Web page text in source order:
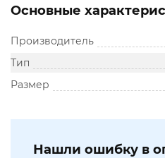
Основные
Производитель
Тип
Размер
Нашли ошибку в